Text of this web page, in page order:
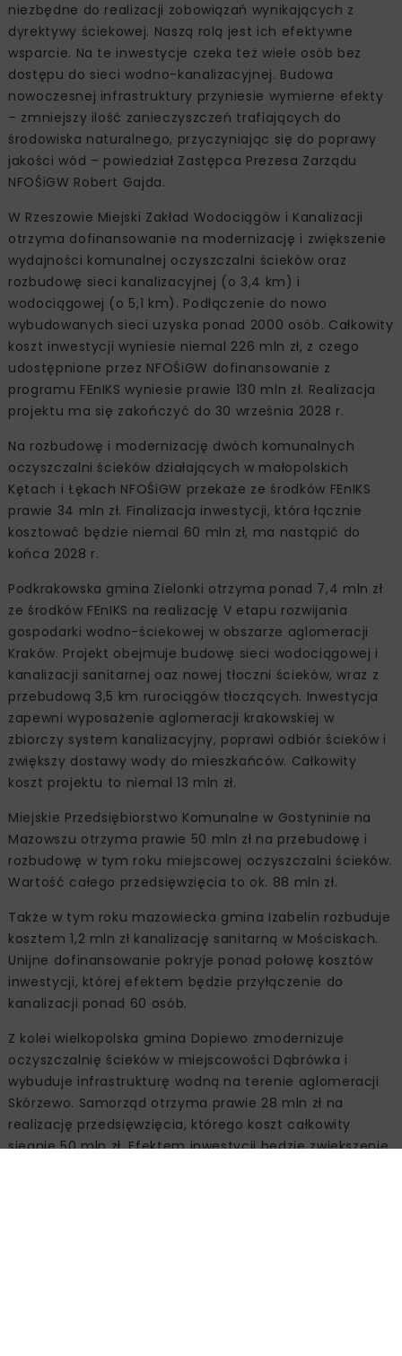
niezbędne do realizacji zobowiązań wynikających z
dyrektywy ściekowej. Naszą rolą jest ich efektywne
wsparcie. Na te inwestycje czeka też wiele osób bez
dostępu do sieci wodno-kanalizacyjnej. Budowa
nowoczesnej infrastruktury przyniesie wymierne efekty
– zmniejszy ilość zanieczyszczeń trafiających do
środowiska naturalnego, przyczyniając się do poprawy
jakości wód – powiedział Zastępca Prezesa Zarządu
NFOŚiGW Robert Gajda.
W Rzeszowie Miejski Zakład Wodociągów i Kanalizacji
otrzyma dofinansowanie na modernizację i zwiększenie
wydajności komunalnej oczyszczalni ścieków oraz
rozbudowę sieci kanalizacyjnej (o 3,4 km) i
wodociągowej (o 5,1 km). Podłączenie do nowo
wybudowanych sieci uzyska ponad 2000 osób. Całkowity
koszt inwestycji wyniesie niemal 226 mln zł, z czego
udostępnione przez NFOŚiGW dofinansowanie z
programu FEnIKS wyniesie prawie 130 mln zł. Realizacja
projektu ma się zakończyć do 30 września 2028 r.
Na rozbudowę i modernizację dwóch komunalnych
oczyszczalni ścieków działających w małopolskich
Kętach i Łękach NFOŚiGW przekaże ze środków FEnIKS
prawie 34 mln zł. Finalizacja inwestycji, która łącznie
kosztować będzie niemal 60 mln zł, ma nastąpić do
końca 2028 r.
Podkrakowska gmina Zielonki otrzyma ponad 7,4 mln zł
ze środków FEnIKS na realizację V etapu rozwijania
gospodarki wodno-ściekowej w obszarze aglomeracji
Kraków. Projekt obejmuje budowę sieci wodociągowej i
kanalizacji sanitarnej oaz nowej tłoczni ścieków, wraz z
przebudową 3,5 km rurociągów tłoczących. Inwestycja
zapewni wyposażenie aglomeracji krakowskiej w
zbiorczy system kanalizacyjny, poprawi odbiór ścieków i
zwiększy dostawy wody do mieszkańców. Całkowity
koszt projektu to niemal 13 mln zł.
Miejskie Przedsiębiorstwo Komunalne w Gostyninie na
Mazowszu otrzyma prawie 50 mln zł na przebudowę i
rozbudowę w tym roku miejscowej oczyszczalni ścieków.
Wartość całego przedsięwzięcia to ok. 88 mln zł.
Także w tym roku mazowiecka gmina Izabelin rozbuduje
kosztem 1,2 mln zł kanalizację sanitarną w Mościskach.
Unijne dofinansowanie pokryje ponad połowę kosztów
inwestycji, której efektem będzie przyłączenie do
kanalizacji ponad 60 osób.
Z kolei wielkopolska gmina Dopiewo zmodernizuje
oczyszczalnię ścieków w miejscowości Dąbrówka i
wybuduje infrastrukturę wodną na terenie aglomeracji
Skórzewo. Samorząd otrzyma prawie 28 mln zł na
realizację przedsięwzięcia, którego koszt całkowity
sięgnie 50 mln zł. Efektem inwestycji będzie zwiększenie